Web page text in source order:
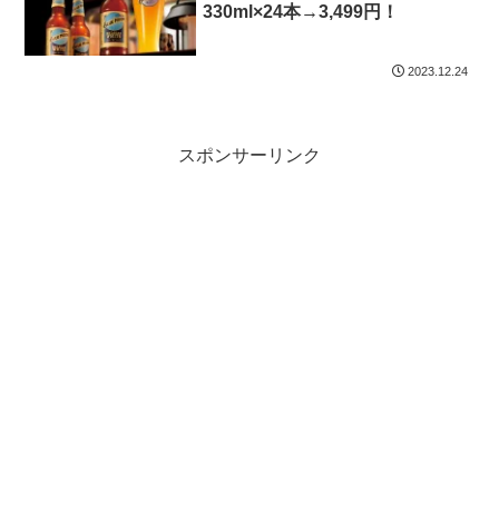
330ml×24本→3,499円！
2023.12.24
スポンサーリンク